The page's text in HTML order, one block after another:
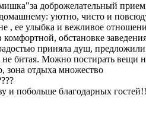
доброжелательный
домашнему: уютно, чисто и
, ее улыбка и вежливое
обстановке
приняла душ, предложили
не битая. Можно постирать вещи
зона отдыха множество
и побольше благодарных